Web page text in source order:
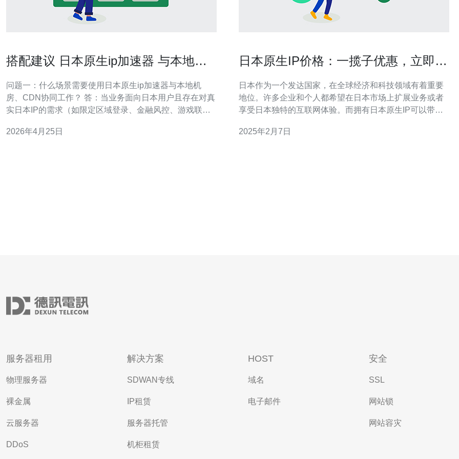
搭配建议 日本原生ip加速器 与本地机
问题一：什么场景需要使用日本原生ip加速器与本地机
房、CDN协同工作？ 答：当业务面向日本用户且存在对真
实日本IP的需求（如限定区域登录、金融风控、游戏联
站必须显示日本出口IP”的场景。此时将日本原生ip加速器
2026年4月25日
日本原生IP价格：一揽子优惠，立即获
日本作为一个发达国家，在全球经济和科技领域有着重要
地位。许多企业和个人都希望在日本市场上扩展业务或者
享受日本独特的互联网体验。而拥有日本原生IP可以带来
性。因此，选择日本原生IP成为了很多人的首选。 目前，
2025年2月7日
服务器租用
物理服务器
裸金属
云服务器
DDoS
解决方案
SDWAN专线
IP租赁
服务器托管
机柜租赁
HOST
域名
电子邮件
安全
SSL
网站锁
网站容灾